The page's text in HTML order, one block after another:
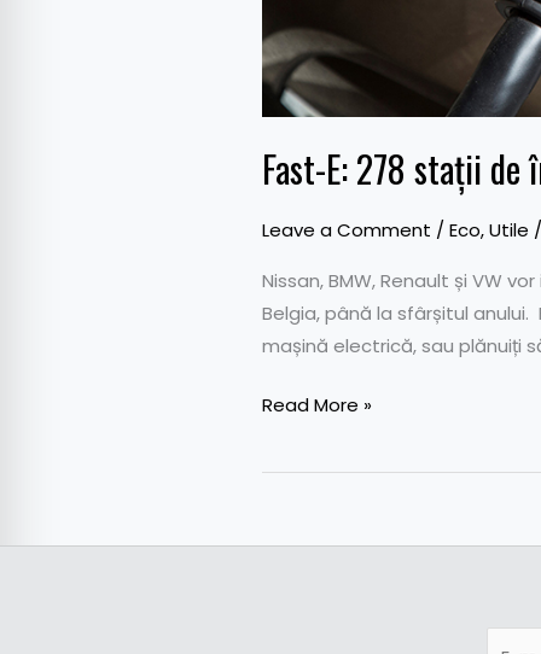
Fast-E: 278 stații
Leave a Comment / Eco,Utile
Nissan, BMW, Renault și VW
Belgia, până la sfârșitul
mașină electrică, sau plănuiți
Read More »